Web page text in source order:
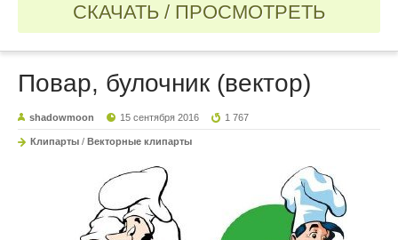
СКАЧАТЬ / ПРОСМОТРЕТЬ
Повар, булочник (вектор)
shadowmoon 15 сентября 2016 1 767
Клипарты / Векторные клипарты